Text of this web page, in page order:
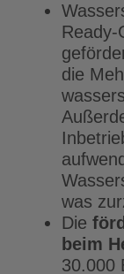
Ready-
die
was
Die
beim
30.000